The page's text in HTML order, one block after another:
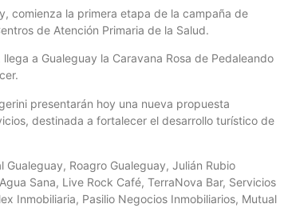
comienza la primera etapa de la campaña de
de Atención Primaria de la Salud.
a Gualeguay la Caravana Rosa de Pedaleando
presentarán hoy una nueva propuesta
destinada a fortalecer el desarrollo turístico de
Roagro Gualeguay, Julián Rubio
Sana, Live Rock Café, TerraNova Bar, Servicios
Inmobiliaria, Pasilio Negocios Inmobiliarios, Mutual